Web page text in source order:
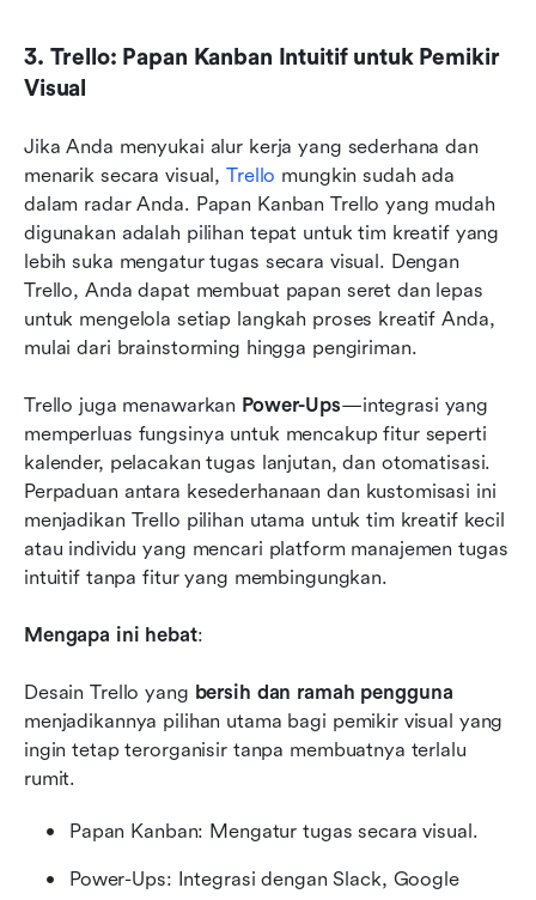
3. Trello: Papan Kanban Intuitif untuk Pemikir
Visual
Jika Anda menyukai alur kerja yang sederhana dan
menarik secara visual, Trello mungkin sudah ada
dalam radar Anda. Papan Kanban Trello yang mudah
digunakan adalah pilihan tepat untuk tim kreatif yang
lebih suka mengatur tugas secara visual. Dengan
Trello, Anda dapat membuat papan seret dan lepas
untuk mengelola setiap langkah proses kreatif Anda,
mulai dari brainstorming hingga pengiriman.
Trello juga menawarkan Power-Ups—integrasi yang
memperluas fungsinya untuk mencakup fitur seperti
kalender, pelacakan tugas lanjutan, dan otomatisasi.
Perpaduan antara kesederhanaan dan kustomisasi ini
menjadikan Trello pilihan utama untuk tim kreatif kecil
atau individu yang mencari platform manajemen tugas
intuitif tanpa fitur yang membingungkan.
Mengapa ini hebat:
Desain Trello yang bersih dan ramah pengguna
menjadikannya pilihan utama bagi pemikir visual yang
ingin tetap terorganisir tanpa membuatnya terlalu
rumit.
Papan Kanban: Mengatur tugas secara visual.
Power-Ups: Integrasi dengan Slack, Google